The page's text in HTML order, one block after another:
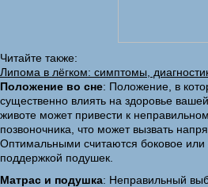
Читайте также:
Липома в лёгком: симптомы,
Положение во сне: Положение, в
существенно влиять на здоровье
животе может привести к
позвоночника, что может вызвать
Оптимальными считаются боковое
поддержкой подушек.
Матрас и подушка: Неправильный